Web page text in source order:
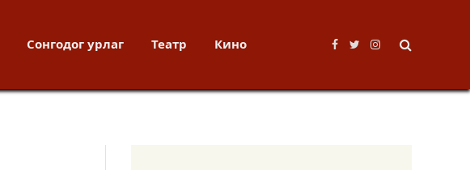
Сонгодог урлаг Театр Кино
Facebook
TwitterInstagram